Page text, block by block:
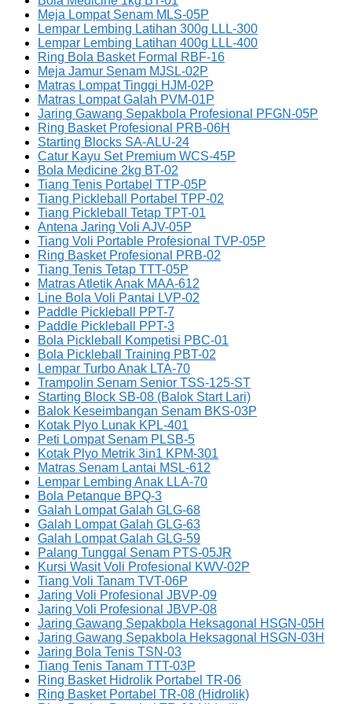
Meja Lompat Senam MLS-05P
Lempar Lembing Latihan 300g LLL-300
Lempar Lembing Latihan 400g LLL-400
Ring Bola Basket Formal RBF-16
Meja Jamur Senam MJSL-02P
Matras Lompat Tinggi HJM-02P
Matras Lompat Galah PVM-01P
Jaring Gawang Sepakbola Profesional PFGN-05P
Ring Basket Profesional PRB-06H
Starting Blocks SA-ALU-24
Catur Kayu Set Premium WCS-45P
Bola Medicine 2kg BT-02
Tiang Tenis Portabel TTP-05P
Tiang Pickleball Portabel TPP-02
Tiang Pickleball Tetap TPT-01
Antena Jaring Voli AJV-05P
Tiang Voli Portable Profesional TVP-05P
Ring Basket Profesional PRB-02
Tiang Tenis Tetap TTT-05P
Matras Atletik Anak MAA-612
Line Bola Voli Pantai LVP-02
Paddle Pickleball PPT-7
Paddle Pickleball PPT-3
Bola Pickleball Kompetisi PBC-01
Bola Pickleball Training PBT-02
Lempar Turbo Anak LTA-70
Trampolin Senam Senior TSS-125-ST
Starting Block SB-08 (Balok Start Lari)
Balok Keseimbangan Senam BKS-03P
Kotak Plyo Lunak KPL-401
Peti Lompat Senam PLSB-5
Kotak Plyo Metrik 3in1 KPM-301
Matras Senam Lantai MSL-612
Lempar Lembing Anak LLA-70
Bola Petanque BPQ-3
Galah Lompat Galah GLG-68
Galah Lompat Galah GLG-63
Galah Lompat Galah GLG-59
Palang Tunggal Senam PTS-05JR
Kursi Wasit Voli Profesional KWV-02P
Tiang Voli Tanam TVT-06P
Jaring Voli Profesional JBVP-09
Jaring Voli Profesional JBVP-08
Jaring Gawang Sepakbola Heksagonal HSGN-05H
Jaring Gawang Sepakbola Heksagonal HSGN-03H
Jaring Bola Tenis TSN-03
Tiang Tenis Tanam TTT-03P
Ring Basket Hidrolik Portabel TR-06
Ring Basket Portabel TR-08 (Hidrolik)